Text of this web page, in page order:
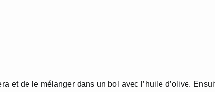
et de le mélanger dans un bol avec l’huile d’olive.